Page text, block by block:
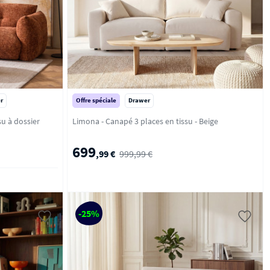
à dossier
Offre spéciale Drawer
Limona - Canapé 3 places en tissu - Beige
699,99 € 999,99 €
-25%